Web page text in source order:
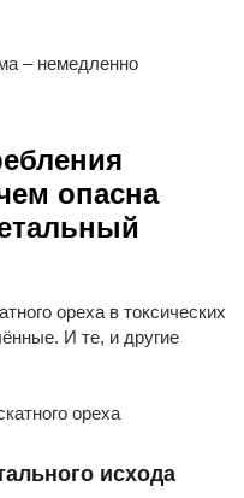
– немедленно
опасна
ореха в токсических
И те, и другие
исхода